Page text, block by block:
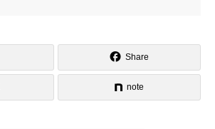
Share
note